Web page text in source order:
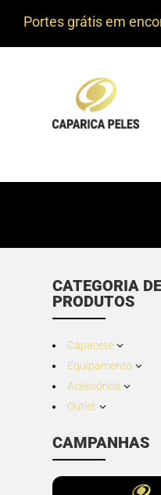
Portes grátis em
CATEGORIA DE
PRODUTOS
Capacete 3
Equipamento 3
Acessórios 3
Outlet 3
CAMPANHAS